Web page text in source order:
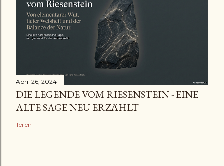
April 26, 2024
DIE LEGENDE VOM RIESENSTEIN - EINE
ALTE SAGE NEU ERZÄHLT
Teilen